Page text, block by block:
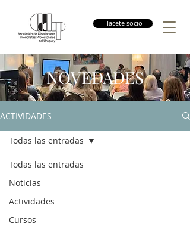
Hacete socio
NOVEDADES
ACTIVIDADES
Todas las entradas
Noticias
Actividades
Cursos
Todas las entradas